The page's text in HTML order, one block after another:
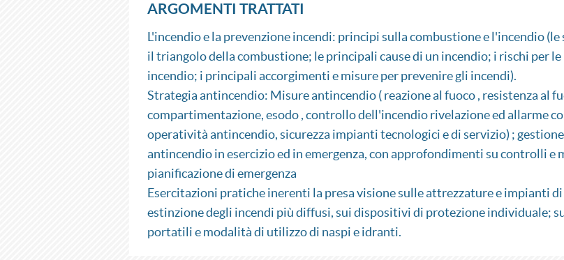
ARGOMENTI TRATTATI
L'incendio e la prevenzione incendi: principi sulla combustione e l'incendio
il triangolo della combustione; le principali cause di un incendio; i rischi per le
incendio; i principali accorgimenti e misure per prevenire gli incendi).
Strategia antincendio: Misure antincendio ( reazione al fuoco , resistenza al
compartimentazione, esodo , controllo dell'incendio rivelazione ed allarme
operatività antincendio, sicurezza impianti tecnologici e di servizio) ;
antincendio in esercizio ed in emergenza, con approfondimenti su controlli e
pianificazione di emergenza
Esercitazioni pratiche inerenti la presa visione sulle attrezzature e impianti
estinzione degli incendi più diffusi, sui dispositivi di protezione individuale;
portatili e modalità di utilizzo di naspi e idranti.